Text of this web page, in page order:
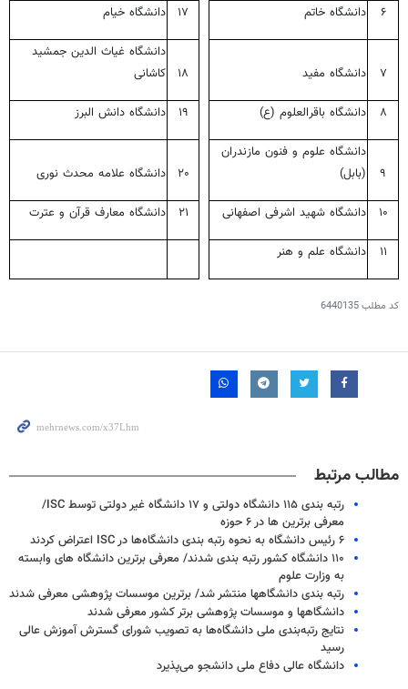
۶ دانشگاه خاتم ۱۷ دانشگاه خیام
۷ دانشگاه مفید ۱۸
دانشگاه غیاث الدین جمشید
کاشانی
۸ دانشگاه باقرالعلوم (ع) ۱۹ دانشگاه دانش البرز
۹
دانشگاه علوم و فنون مازندران
(بابل)
۲۰ دانشگاه علامه محدث نوری
۱۰ دانشگاه شهید اشرفی اصفهانی ۲۱ دانشگاه معارف قرآن و عترت
۱۱ دانشگاه علم و هنر
کد مطلب6440135
مطالب مرتبط
رتبه بندی ۱۱۵ دانشگاه دولتی و ۱۷ دانشگاه غیر دولتی توسط ISC/
معرفی برترین ها در ۶ حوزه
۶ رئیس دانشگاه به نحوه رتبه بندی دانشگاه‌ها در ISC اعتراض کردند
۱۱۰ دانشگاه کشور رتبه بندی شدند/ معرفی برترین دانشگاه های وابسته
به وزارت علوم
رتبه بندی دانشگاهها منتشر شد/ برترین موسسات پژوهشی معرفی شدند
دانشگاهها و موسسات پژوهشی برتر کشور معرفی شدند
نتایج رتبه‌بندی ملی دانشگاه‌ها به تصویب شورای گسترش آموزش عالی
رسید
دانشگاه عالی دفاع ملی دانشجو می‌پذیرد